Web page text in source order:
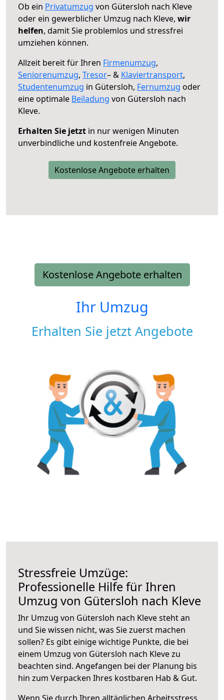
Ob ein Privatumzug von Gütersloh nach Kleve
oder ein gewerblicher Umzug nach Kleve, wir
helfen, damit Sie problemlos und stressfrei
umziehen können.
Allzeit bereit für Ihren Firmenumzug,
Seniorenumzug, Tresor– & Klaviertransport,
Studentenumzug in Gütersloh, Fernumzug oder
eine optimale Beiladung von Gütersloh nach
Kleve.
Erhalten Sie jetzt in nur wenigen Minuten
unverbindliche und kostenfreie Angebote.
Kostenlose Angebote erhalten
Kostenlose Angebote erhalten
Ihr Umzug
Erhalten Sie jetzt Angebote
Stressfreie Umzüge:
Professionelle Hilfe für Ihren
Umzug von Gütersloh nach Kleve
Ihr Umzug von Gütersloh nach Kleve steht an
und Sie wissen nicht, was Sie zuerst machen
sollen? Es gibt einige wichtige Punkte, die bei
einem Umzug von Gütersloh nach Kleve zu
beachten sind. Angefangen bei der Planung bis
hin zum Verpacken Ihres kostbaren Hab & Gut.